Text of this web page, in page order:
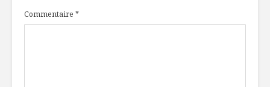
Commentaire *